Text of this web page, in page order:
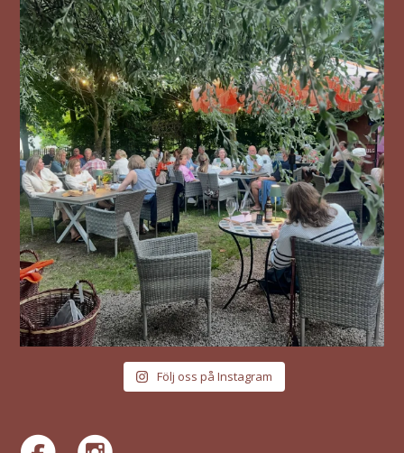
Följ oss på Instagram